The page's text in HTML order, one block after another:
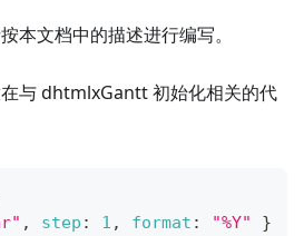
本文档中的描述进行编写。
与 dhtmlxGantt 初始化相关的代
, step : 1 , format : "%Y"
}